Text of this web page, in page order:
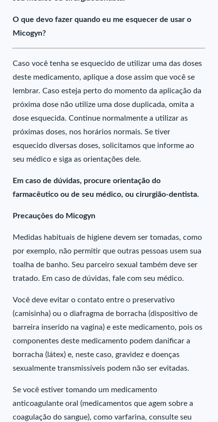
O que devo fazer quando eu me esquecer de usar o
Micogyn?
Caso você tenha se esquecido de utilizar uma das doses
deste medicamento, aplique a dose assim que você se
lembrar. Caso esteja perto do momento da aplicação da
próxima dose não utilize uma dose duplicada, omita a
dose esquecida. Continue normalmente a utilizar as
próximas doses, nos horários normais. Se tiver
esquecido diversas doses, solicitamos que informe ao
seu médico e siga as orientações dele.
Em caso de dúvidas, procure orientação do
farmacêutico ou de seu médico, ou cirurgião-dentista.
Precauções do Micogyn
Medidas habituais de higiene devem ser tomadas, como
por exemplo, não permitir que outras pessoas usem sua
toalha de banho. Seu parceiro sexual também deve ser
tratado. Em caso de dúvidas, fale com seu médico.
Você deve evitar o contato entre o preservativo
(camisinha) ou o diafragma de borracha (dispositivo de
barreira inserido na vagina) e este medicamento, pois os
componentes deste medicamento podem danificar a
borracha (látex) e, neste caso, gravidez e doenças
sexualmente transmissíveis podem não ser evitadas.
Se você estiver tomando um medicamento
anticoagulante oral (medicamentos que agem sobre a
coagulação do sangue), como varfarina, consulte seu